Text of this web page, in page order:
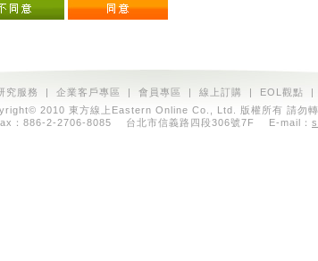
究服務 | 企業客戶專區 | 會員專區 | 線上訂購 | EOL觀點 |
2010 東方線上Eastern Online Co., Ltd. 版權所有 請勿
：886-2-2706-8085 台北市信義路四段306號7F E-mail：